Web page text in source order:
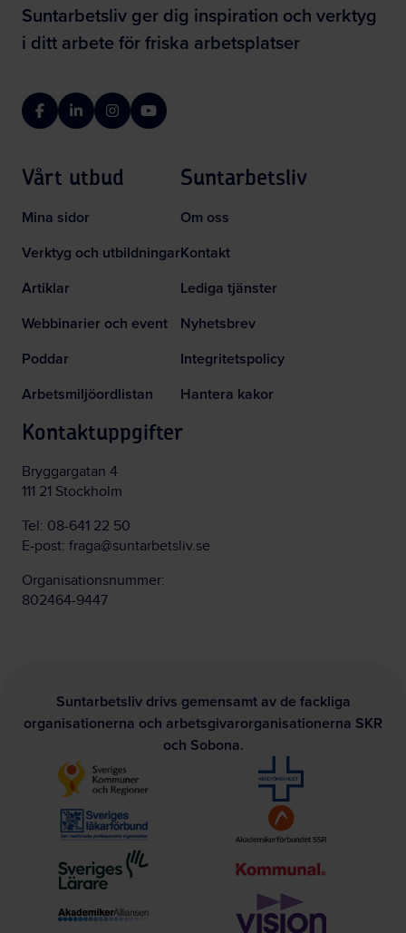
Suntarbetsliv ger dig inspiration och verktyg
i ditt arbete för friska arbetsplatser
FacebookLinkedInInstagramYouTube
Vårt utbud
Mina sidor
Verktyg och utbildningar
Artiklar
Webbinarier och event
Poddar
Arbetsmiljöordlistan
Suntarbetsliv
Om oss
Kontakt
Lediga tjänster
Nyhetsbrev
Integritetspolicy
Hantera kakor
Kontaktuppgifter
Bryggargatan 4
111 21 Stockholm
Tel: 08-641 22 50
E-post: fraga@suntarbetsliv.se
Organisationsnummer:
802464-9447
Suntarbetsliv drivs gemensamt av de fackliga
organisationerna och arbetsgivarorganisationerna SKR
och Sobona.